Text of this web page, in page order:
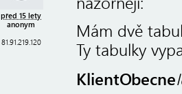
před 15 lety
anonym
81.91.219.120
Mám dvě
Ty tabulky
KlientObecne